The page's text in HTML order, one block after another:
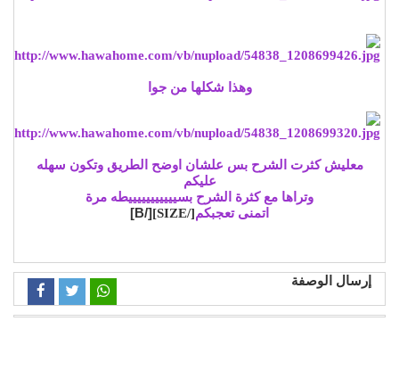
وهذا شكلها من جوا
معليش كثرت الشرح بس علشان اوضح الطريق وتكون سهله
عليكم
وتراها مع كثرة الشرح بسيييييييييييطه مرة
اتمنى تعجبكم[/SIZE]
[/B]
إرسال الوصفة